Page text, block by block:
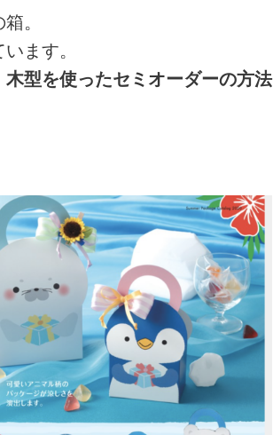
。
ます。
型を使ったセミオーダーの方法